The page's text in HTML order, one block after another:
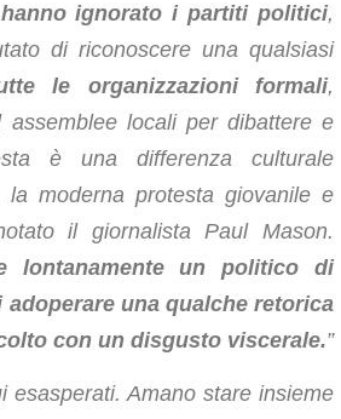
ignorato i partiti politici,
di riconoscere una qualsiasi
le organizzazioni formali,
locali per dibattere e
è una differenza culturale
moderna protesta giovanile e
il giornalista Paul Mason.
lontanamente un politico di
una qualche retorica
con un disgusto viscerale.”
esasperati. Amano stare insieme